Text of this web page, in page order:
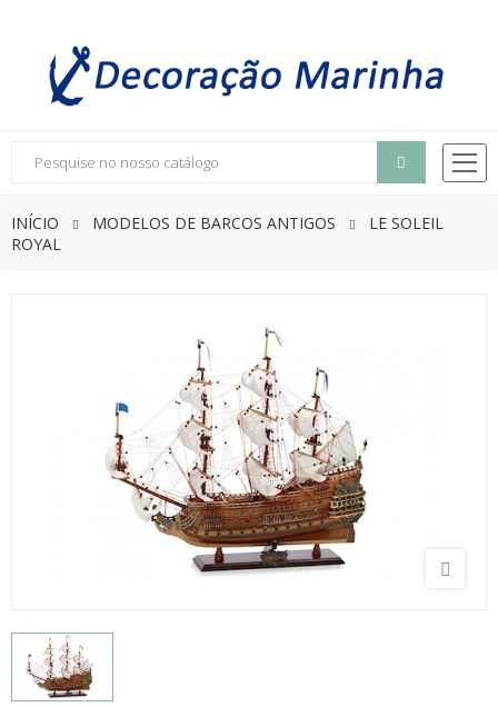
INÍCIO MODELOS DE BARCOS ANTIGOS
LE SOLEIL
ROYAL